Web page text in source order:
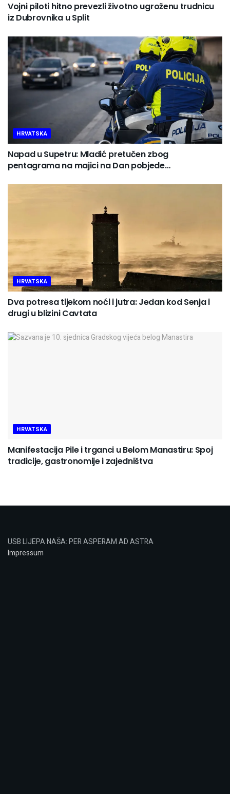
Vojni piloti hitno prevezli životno ugroženu trudnicu
iz Dubrovnika u Split
HRVATSKA
Napad u Supetru: Mladić pretučen zbog
pentagrama na majici na Dan pobjede…
HRVATSKA
Dva potresa tijekom noći i jutra: Jedan kod Senja i
drugi u blizini Cavtata
HRVATSKA
Manifestacija Pile i trganci u Belom Manastiru: Spoj
tradicije, gastronomije i zajedništva
USB LIJEPA NAŠA: PER ASPERAM AD ASTRA
Impressum